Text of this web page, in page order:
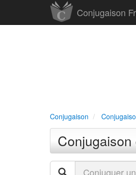
Conjugaison
Conjugaison